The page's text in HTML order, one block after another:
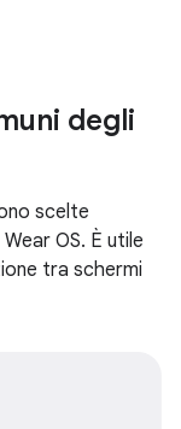
degli
scelte
OS. È utile
tra schermi